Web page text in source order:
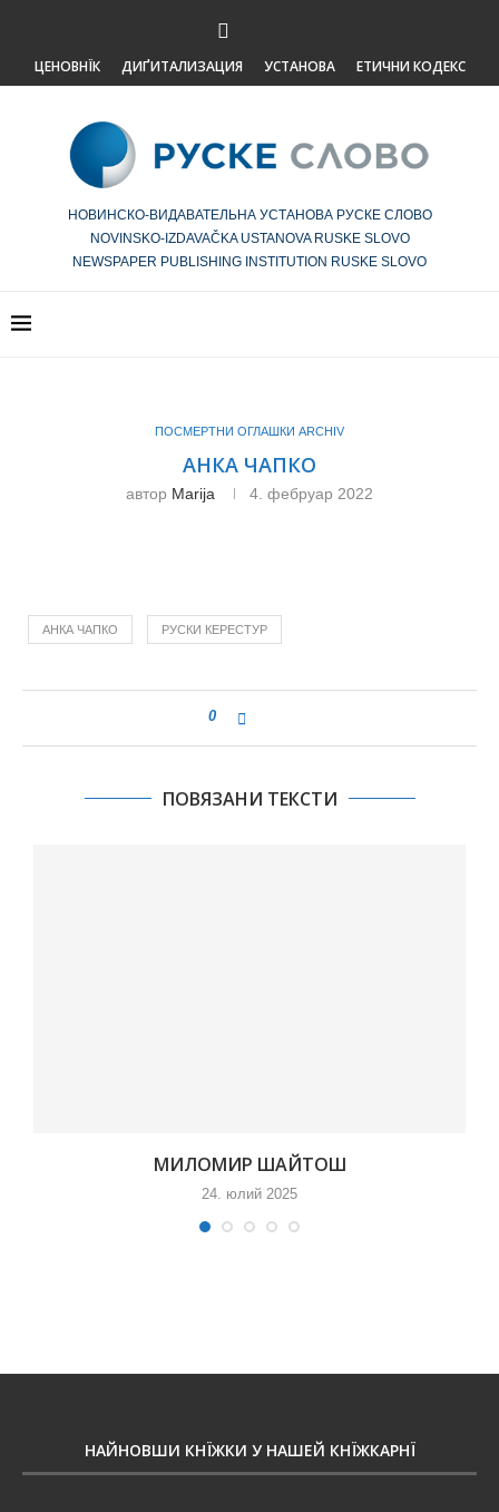
ЦЕНОВНЇК ДИҐИТАЛИЗАЦИЯ УСТАНОВА ЕТИЧНИ КОДЕКС
НОВИНСКО-ВИДАВАТЕЛЬНА УСТАНОВА РУСКЕ СЛОВО
NOVINSKO-IZDAVAČKA USTANOVA RUSKE SLOVO
NEWSPAPER PUBLISHING INSTITUTION RUSKE SLOVO
ПОСМЕРТНИ ОГЛАШКИ ARCHIV
АНКА ЧАПКО
автор Marija 4. фебруар 2022
АНКА ЧАПКО РУСКИ КЕРЕСТУР
0
ПОВЯЗАНИ ТЕКСТИ
МИЛОМИР ШАЙТОШ
24. юлий 2025
НАЙНОВШИ КНЇЖКИ У НАШЕЙ КНЇЖКАРНЇ